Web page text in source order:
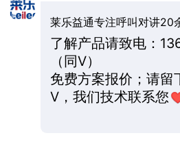
莱乐益通专注呼叫对讲20
了解产品请致电：
（同V）
免费方案报价；请留
V，我们技术联系您